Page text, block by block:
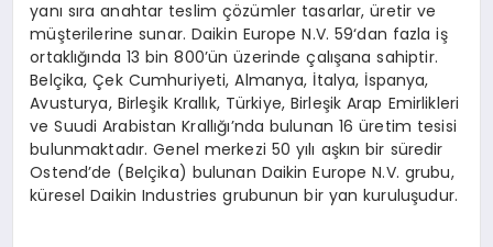
yanı sıra anahtar teslim çözümler tasarlar, üretir ve
müşterilerine sunar. Daikin Europe N.V. 59‘dan fazla iş
ortaklığında 13 bin 800’ün üzerinde çalışana sahiptir.
Belçika, Çek Cumhuriyeti, Almanya, İtalya, İspanya,
Avusturya, Birleşik Krallık, Türkiye, Birleşik Arap Emirlikleri
ve Suudi Arabistan Krallığı’nda bulunan 16 üretim tesisi
bulunmaktadır. Genel merkezi 50 yılı aşkın bir süredir
Ostend’de (Belçika) bulunan Daikin Europe N.V. grubu,
küresel Daikin Industries grubunun bir yan kuruluşudur.